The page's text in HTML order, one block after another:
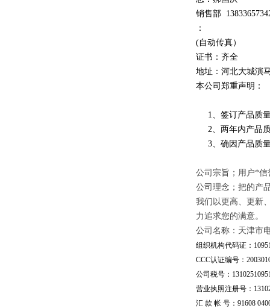
销售部 13833
：
(自动传真）
证书：齐全
地址：河北大城演
本公司郑重声明：
1、签订产品质量
2、两年内产品质
3、确因产品质量
公司宗旨；用户*
公司理念；把的产
我们以更高、更新
力追求您的满意。
公司名称：天津市
组织机构代码证：
CCC认证编号：
公司税号：
营业执照注册号：
汇 款 帐 号：91608